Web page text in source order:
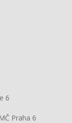
6
Praha 6